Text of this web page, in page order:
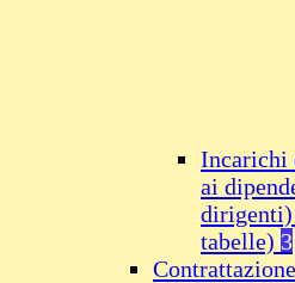
Incarichi
ai
dirigenti)
tabelle) 3